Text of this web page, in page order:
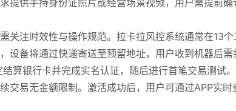
提供手持身份证照片或经营场景视频，用户需提前
关注时效性与操作规范。拉卡拉风控系统通常在13
设备将通过快递寄送至预留地址，用户收到机器后
结算银行卡并完成实名认证，随后进行首笔交易测试
交易无金额限制。激活成功后，用户可通过APP实